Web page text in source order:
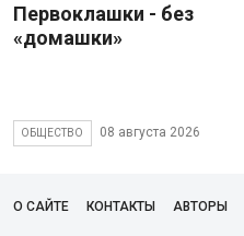
Первоклашки - без
«домашки»
ОБЩЕСТВО 08 августа 2026
О САЙТЕ КОНТАКТЫ АВТОРЫ